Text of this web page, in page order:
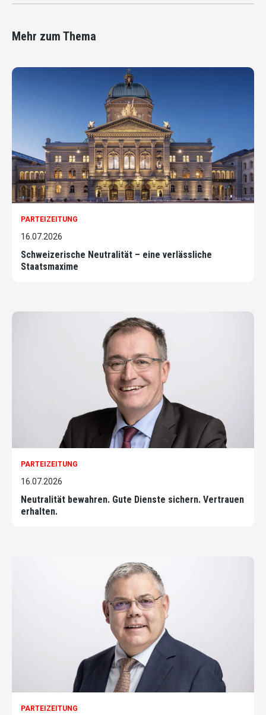
Mehr zum Thema
PARTEIZEITUNG
16.07.2026
Schweizerische Neutralität – eine verlässliche
Staatsmaxime
PARTEIZEITUNG
16.07.2026
Neutralität bewahren. Gute Dienste sichern. Vertrauen
erhalten.
PARTEIZEITUNG